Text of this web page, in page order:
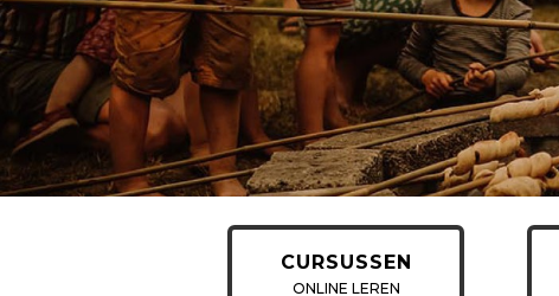
CURSUSSEN
ONLINE LEREN